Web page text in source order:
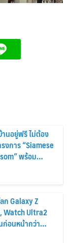
านอยู่ฟรี ไม่ต้อง
งการ “Siamese
พร้อม
สิงหาคม
ก Galaxy Z
Watch Ultra2
ก่อนหน้ากว่า